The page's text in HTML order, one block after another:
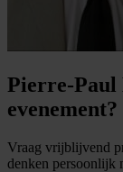
Pierre-Paul
evenement?
Vraag vrijblijvend
denken persoonlijk